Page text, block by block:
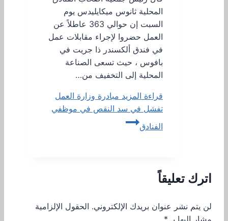
المحلية ثانوس ميكايليدس يوم
السبت إن حوالي 363 عاطلاً عن
العمل حضروا لإجراء مقابلات عمل
في فندق ألكسندر ذا جريت في
بافوس ، حيث تسعى الصناعة
المحلية إلى التخفيف من…
قراءة المزيد مبادرة وزارة العمل
تفشل في سد النقص في موظفي
الفنادق
اترك تعليقاً
لن يتم نشر عنوان بريدك الإلكتروني. الحقول الإلزامية